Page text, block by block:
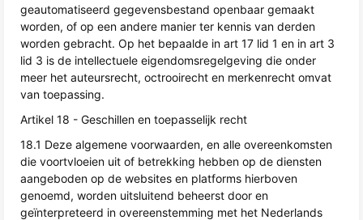
geautomatiseerd gegevensbestand openbaar gemaakt
worden, of op een andere manier ter kennis van derden
worden gebracht. Op het bepaalde in art 17 lid 1 en in art 3
lid 3 is de intellectuele eigendomsregelgeving die onder
meer het auteursrecht, octrooirecht en merkenrecht omvat
van toepassing.
Artikel 18 - Geschillen en toepasselijk recht
18.1 Deze algemene voorwaarden, en alle overeenkomsten
die voortvloeien uit of betrekking hebben op de diensten
aangeboden op de websites en platforms hierboven
genoemd, worden uitsluitend beheerst door en
geïnterpreteerd in overeenstemming met het Nederlands